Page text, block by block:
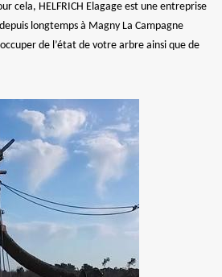
cela, HELFRICH Elagage est une entreprise
longtemps à Magny La Campagne
de l’état de votre arbre ainsi que de